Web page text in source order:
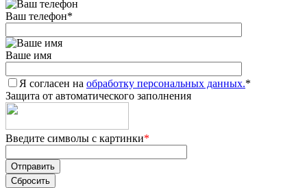
Ваш телефон*
Ваше имя
Я согласен на обработку персональных данных.*
Защита от автоматического заполнения
Введите символы с картинки*